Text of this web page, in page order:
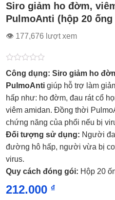
Siro giảm ho đờm,
PulmoAnti (hộp 20 ống
👁 177,676 lượt xem
Được
xếp
hạng
0.0
5
sao
Công dụng: Siro giảm ho
PulmoAnti giúp hỗ trợ làm
hấp như: ho đờm, đau rát cổ
viêm amidan. Đồng thời
chứng năng của phổi nếu bị
Đối tượng sử dụng: Người
đường hô hấp, người vừa bị
virus.
Quy cách đóng gói: Hộp 20
212.000 ₫